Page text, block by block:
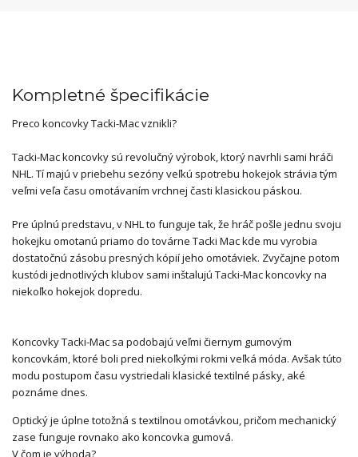
Kompletné špecifikácie
Preco koncovky Tacki-Mac vznikli?
Tacki-Mac koncovky sú revolučný výrobok, ktorý navrhli sami hráči
NHL. Tí majú v priebehu sezóny veľkú spotrebu hokejok strávia tým
veľmi veľa času omotávaním vrchnej časti klasickou páskou.
Pre úplnú predstavu, v NHL to funguje tak, že hráč pošle jednu svoju
hokejku omotanú priamo do továrne Tacki Mac kde mu vyrobia
dostatočnú zásobu presných kópií jeho omotáviek. Zvyčajne potom
kustódi jednotlivých klubov sami inštalujú Tacki-Mac koncovky na
niekoľko hokejok dopredu.
Koncovky Tacki-Mac sa podobajú veľmi čiernym gumovým
koncovkám, ktoré boli pred niekoľkými rokmi veľká móda. Avšak túto
modu postupom času vystriedali klasické textilné pásky, aké
poznáme dnes.
Optický je úplne totožná s textilnou omotávkou, pričom mechanický
zase funguje rovnako ako koncovka gumová.
V čom je výhoda?